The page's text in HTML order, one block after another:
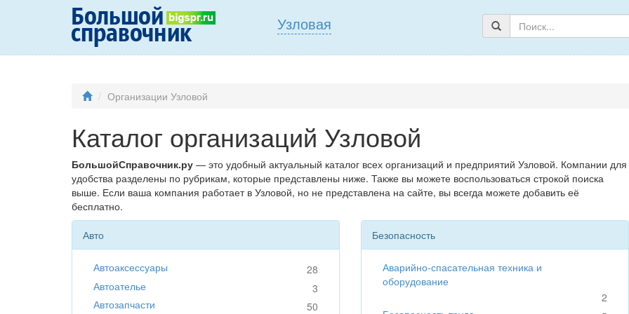
Узловая
Организации Узловой
Каталог организаций Узловой
БольшойСправочник.ру — это удобный актуальный каталог всех организаций и предприятий Узловой. Компании для
удобства разделены по рубрикам, которые представлены ниже. Также вы можете воспользоваться строкой поиска
выше. Если ваша компания работает в Узловой, но не представлена на сайте, вы всегда можете добавить её
бесплатно.
Авто
Автоаксессуары
28
Автоателье
3
Автозапчасти
50
Безопасность
Аварийно-спасательная техника и
оборудование
2